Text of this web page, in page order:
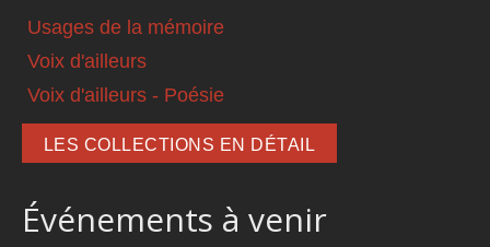
Usages de la mémoire
Voix d'ailleurs
Voix d'ailleurs - Poésie
LES COLLECTIONS EN DÉTAIL
Événements à venir